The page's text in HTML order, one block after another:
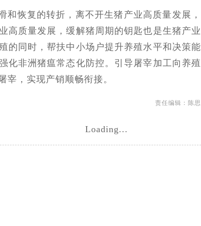
和恢复的转折，离不开生猪产业高质量发展，
高质量发展，缓解猪周期的钥匙也是生猪产业
的同时，帮扶中小场户提升养殖水平和决策能
化非洲猪瘟常态化防控。引导屠宰加工向养殖
宰，实现产销顺畅衔接。
责任编辑：陈思
Loading...